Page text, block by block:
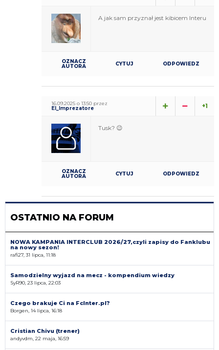
A jak sam przyznał jest kibicem Interu
OZNACZ
AUTORA CYTUJ ODPOWIEDZ
16.09.2025 o 13:50 przez
El_Imprezatore +1
Tusk? 😉
OZNACZ
AUTORA CYTUJ ODPOWIEDZ
OSTATNIO NA FORUM
NOWA KAMPANIA INTERCLUB 2026/27,czyli zapisy do Fanklubu
na nowy sezon!
rafi27, 31 lipca, 11:18
Samodzielny wyjazd na mecz - kompendium wiedzy
SyR90, 23 lipca, 22:03
Czego brakuje Ci na FcInter.pl?
Borgen, 14 lipca, 16:18
Cristian Chivu (trener)
andyvdm, 22 maja, 16:59